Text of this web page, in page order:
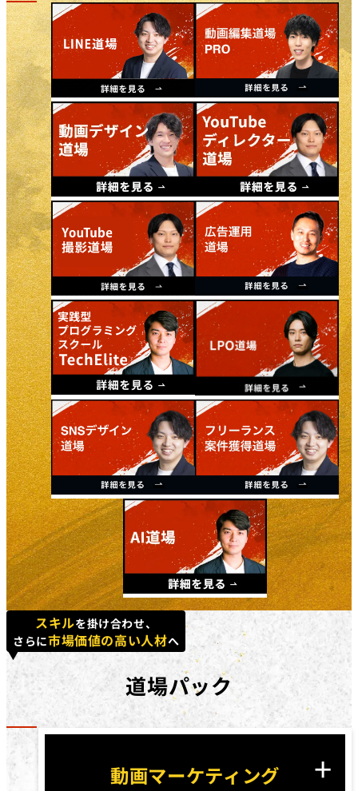
スキルを掛け合わせ、
さらに市場価値の高い人材へ
道場パック
動画マーケティング